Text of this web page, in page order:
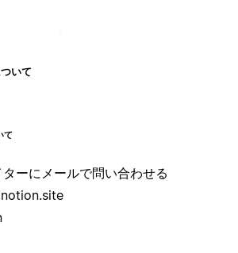
いて
て
ターにメールで問い合わせる